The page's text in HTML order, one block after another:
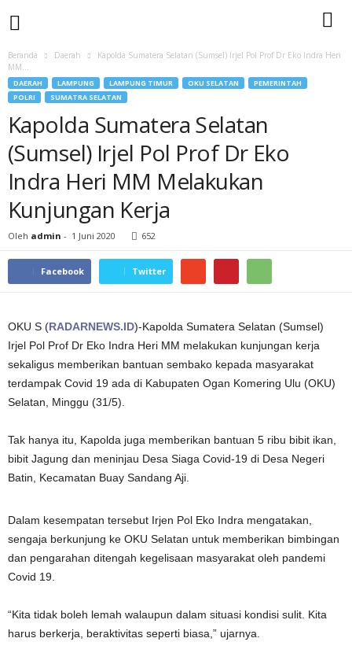
Beranda Daerah
Kapolda Sumatera Selatan (Sumsel) Irjel Pol Prof Dr Eko Indra Heri
MM...
DAERAH LAMPUNG LAMPUNG TIMUR OKU SELATAN
PEMERINTAH
POLRI
SUMATRA SELATAN
Kapolda Sumatera Selatan
(Sumsel) Irjel Pol Prof Dr Eko
Indra Heri MM Melakukan
Kunjungan Kerja
Oleh admin - 1 Juni 2020 652
Facebook Twitter
OKU S (RADARNEWS.ID)-Kapolda Sumatera Selatan (Sumsel)
Irjel Pol Prof Dr Eko Indra Heri MM melakukan kunjungan kerja
sekaligus memberikan bantuan sembako kepada masyarakat
terdampak Covid 19 ada di Kabupaten Ogan Komering Ulu (OKU)
Selatan, Minggu (31/5).
Tak hanya itu, Kapolda juga memberikan bantuan 5 ribu bibit ikan,
bibit Jagung dan meninjau Desa Siaga Covid-19 di Desa Negeri
Batin, Kecamatan Buay Sandang Aji.
Dalam kesempatan tersebut Irjen Pol Eko Indra mengatakan,
sengaja berkunjung ke OKU Selatan untuk memberikan bimbingan
dan pengarahan ditengah kegelisaan masyarakat oleh pandemi
Covid 19.
“Kita tidak boleh lemah walaupun dalam situasi kondisi sulit. Kita
harus berkerja, beraktivitas seperti biasa,” ujarnya.